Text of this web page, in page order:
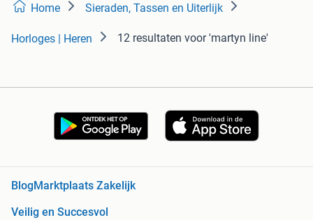
Home Sieraden, Tassen en Uiterlijk
Horloges | Heren 12 resultaten voor 'martyn line'
BlogMarktplaats Zakelijk
Veilig en Succesvol